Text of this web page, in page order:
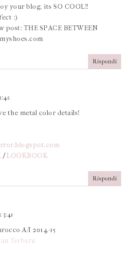
your blog, its SO COOL!!
:)
post: THE SPACE BETWEEN
Rispondi
the metal color details!
/LOOKBOOK
Rispondi
A/I 2014-15
Terbaru